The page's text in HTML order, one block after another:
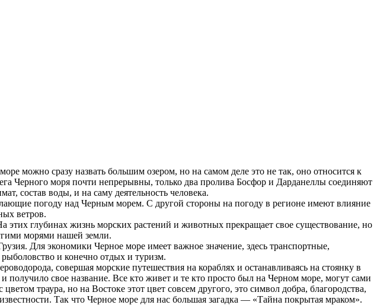
можно сразу назвать большим озером, но на самом деле это не так, оно относится к
Черного моря почти непрерывны, только два пролива Босфор и Дарданеллы соединяют
состав воды, и на саму деятельность человека.
погоду над Черным морем. С другой стороны на погоду в регионе имеют влияние
ветров.
этих глубинах жизнь морских растений и животных прекращает свое существование, но
морями нашей земли.
Для экономики Черное море имеет важное значение, здесь транспортные,
и конечно отдых и туризм.
совершая морские путешествия на кораблях и останавливаясь на стоянку в
свое название. Все кто живет и те кто просто был на Черном море, могут сами
траура, но на Востоке этот цвет совсем другого, это символ добра, благородства,
Так что Черное море для нас большая загадка — «Тайна покрытая мраком».